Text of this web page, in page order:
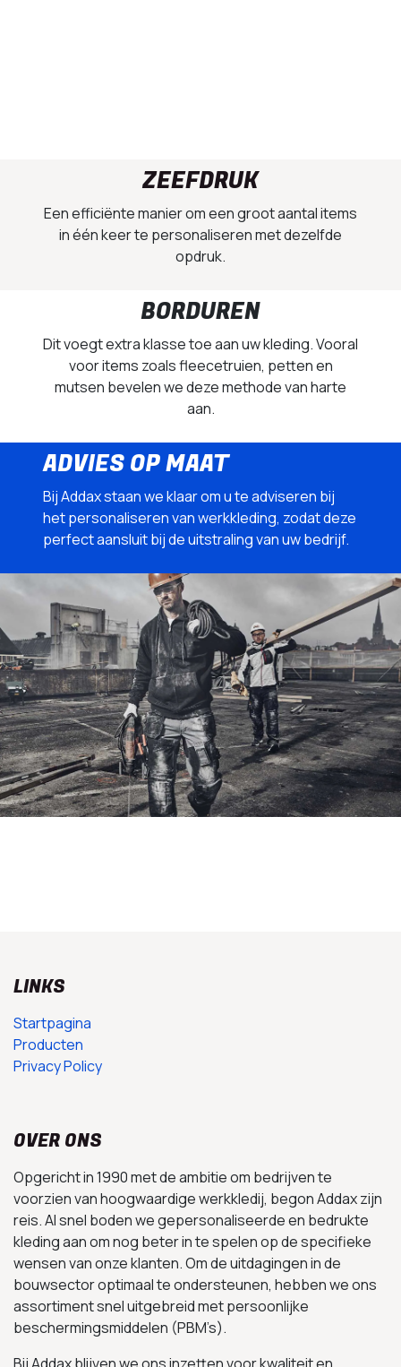
ZEEFDRUK
Een efficiënte manier om een groot aantal items
in één keer te personaliseren met dezelfde
opdruk.
BORDUREN
Dit voegt extra klasse toe aan uw kleding. Vooral
voor items zoals fleecetruien, petten en
mutsen bevelen we deze methode van harte
aan.
ADVIES OP MAAT
Bij Addax staan we klaar om u te adviseren bij
het personaliseren van werkkleding, zodat deze
perfect aansluit bij de uitstraling van uw bedrijf.
LINKS
Startpagina
Producten
Privacy Policy
OVER ONS
Opgericht in 1990 met de ambitie om bedrijven te
voorzien van hoogwaardige werkkledij, begon Addax zijn
reis. Al snel boden we gepersonaliseerde en bedrukte
kleding aan om nog beter in te spelen op de specifieke
wensen van onze klanten. Om de uitdagingen in de
bouwsector optimaal te ondersteunen, hebben we ons
assortiment snel uitgebreid met persoonlijke
beschermingsmiddelen (PBM’s).